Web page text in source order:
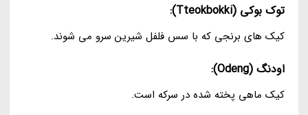
توک بوکی (Tteokbokki):
کیک های برنجی که با سس فلفل شیرین سرو می شوند.
اودنگ (Odeng):
کیک ماهی پخته شده در سرکه است.